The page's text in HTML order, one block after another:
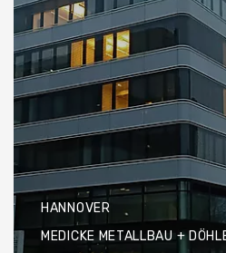
HANNOVER
MEDICKE METALLBAU +